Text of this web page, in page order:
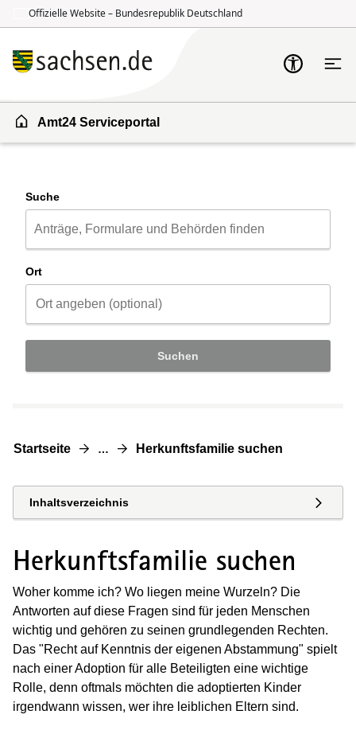
Offizielle Website – Bundesrepublik Deutschland
Amt24 Serviceportal
Suche
Ort
Suchen
Startseite … Herkunftsfamilie suchen
Inhaltsverzeichnis
Herkunftsfamilie suchen
Woher komme ich? Wo liegen meine Wurzeln? Die
Antworten auf diese Fragen sind für jeden Menschen
wichtig und gehören zu seinen grundlegenden Rechten.
Das "Recht auf Kenntnis der eigenen Abstammung" spielt
nach einer Adoption für alle Beteiligten eine wichtige
Rolle, denn oftmals möchten die adoptierten Kinder
irgendwann wissen, wer ihre leiblichen Eltern sind.